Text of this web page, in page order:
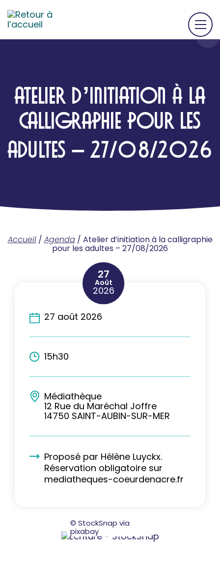
ATELIER D’INITIATION À LA
CALLIGRAPHIE POUR LES
ADULTES – 27/08/2026
Accueil/ Agenda/ Atelier d’initiation à la calligraphie
pour les adultes – 27/08/2026
© StockSnap via
pixabay
27
Août
2026
27 août 2026
15h30
Médiathèque
12 Rue du Maréchal Joffre
14750 SAINT-AUBIN-SUR-MER
Proposé par Hélène Luyckx.
Réservation obligatoire sur
mediatheques-coeurdenacre.fr